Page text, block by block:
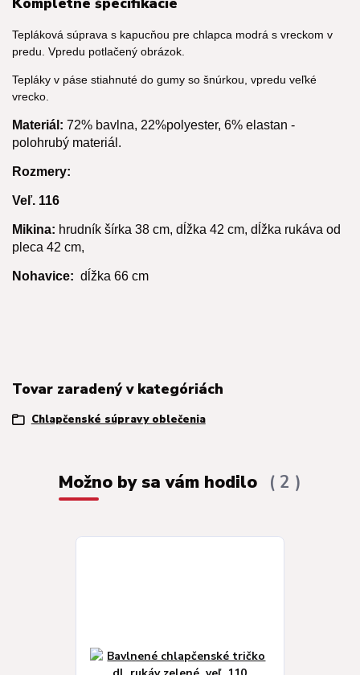
Tepláková súprava s kapucňou pre chlapca modrá s vreckom v
predu. Vpredu potlačený obrázok.
Tepláky v páse stiahnuté do gumy so šnúrkou, vpredu veľké
vrecko.
Materiál: 72% bavlna, 22%polyester, 6% elastan -
polohrubý materiál.
Rozmery:
Veľ. 116
Mikina: hrudník šírka 38 cm, dĺžka 42 cm, dĺžka rukáva od
pleca 42 cm,
Nohavice: dĺžka 66 cm
Tovar zaradený v kategóriách
Chlapčenské súpravy oblečenia
Možno by sa vám hodilo 2